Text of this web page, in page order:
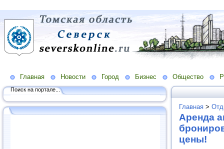
Главная Новости Город Бизнес Общество
Поиск на портале...
Главная >
Аренда
цены!